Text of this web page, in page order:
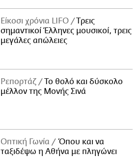
Είκοσι χρόνια LIFO
Tρεις
σημαντικοί Έλληνες μουσικοί, τρεις
μεγάλες απώλειες
Ρεπορτάζ
Το θολό και δύσκολο
μέλλον της Μονής Σινά
Οπτική Γωνία
Όπου και να
ταξιδέψω η Αθήνα με πληγώνει